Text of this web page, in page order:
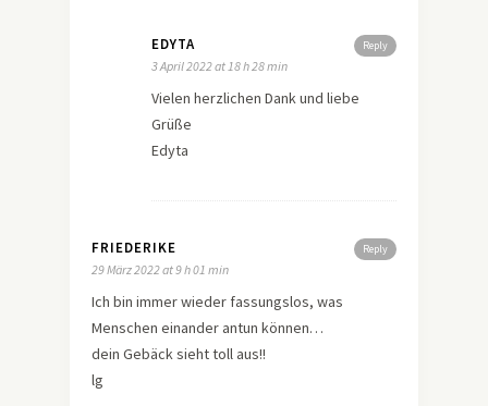
Reply
EDYTA
3 April 2022 at 18 h 28 min
Vielen herzlichen Dank und liebe
Grüße
Edyta
Reply
FRIEDERIKE
29 März 2022 at 9 h 01 min
Ich bin immer wieder fassungslos, was
Menschen einander antun können…
dein Gebäck sieht toll aus!!
lg